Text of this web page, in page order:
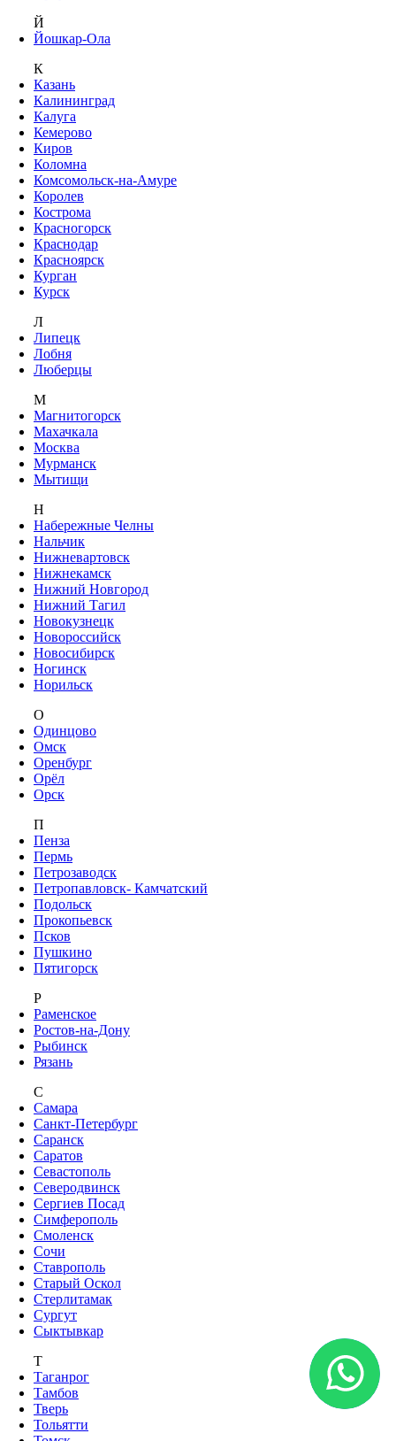
Й
Йошкар-Ола
К
Казань
Калининград
Калуга
Кемерово
Киров
Коломна
Комсомольск-на-Амуре
Королев
Кострома
Красногорск
Краснодар
Красноярск
Курган
Курск
Л
Липецк
Лобня
Люберцы
М
Магнитогорск
Махачкала
Москва
Мурманск
Мытищи
Н
Набережные Челны
Нальчик
Нижневартовск
Нижнекамск
Нижний Новгород
Нижний Тагил
Новокузнецк
Новороссийск
Новосибирск
Ногинск
Норильск
О
Одинцово
Омск
Оренбург
Орёл
Орск
П
Пенза
Пермь
Петрозаводск
Петропавловск- Камчатский
Подольск
Прокопьевск
Псков
Пушкино
Пятигорск
Р
Раменское
Ростов-на-Дону
Рыбинск
Рязань
С
Самара
Санкт-Петербург
Саранск
Саратов
Севастополь
Северодвинск
Сергиев Посад
Симферополь
Смоленск
Сочи
Ставрополь
Старый Оскол
Стерлитамак
Сургут
Сыктывкар
Т
Таганрог
Тамбов
Тверь
Тольятти